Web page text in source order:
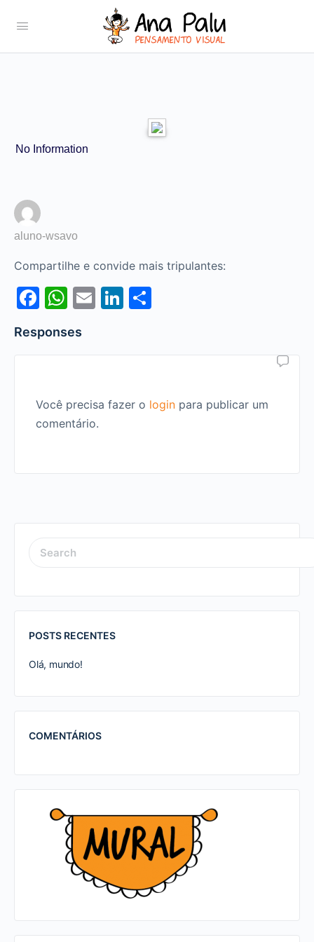
No Information
aluno-wsavo
Compartilhe e convide mais tripulantes:
Facebook
WhatsApp
EmailLinkedIn
Responses
Você precisa fazer o login para publicar um
comentário.
SEARCH
FOR:
POSTS RECENTES
Olá, mundo!
COMENTÁRIOS